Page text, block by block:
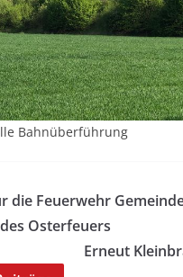
Bahnüberführung
die Feuerwehr
Osterfeuers
Erneut